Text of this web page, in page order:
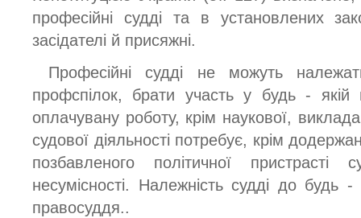
професійні судді та в установлених
засідателі й присяжні.
Професійні судді не можуть
профспілок, брати участь у будь - якій
оплачувану роботу, крім наукової,
судової діяльності потребує, крім
позбавленого політичної
несумісності. Належність судді до будь
правосуддя..